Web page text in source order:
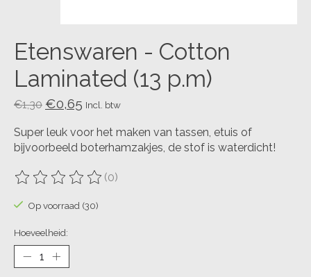
Etenswaren - Cotton
Laminated (13 p.m)
€1,30 €0,65 Incl. btw
Super leuk voor het maken van tassen, etuis of
bijvoorbeeld boterhamzakjes, de stof is waterdicht!
De beoordeling van dit product is
(0)
Op voorraad (30)
Hoeveelheid: